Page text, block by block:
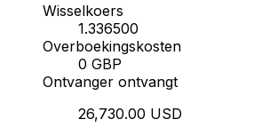
Wisselkoers
1.336500
Overboekingskosten
0 GBP
Ontvanger ontvangt
26,730.00 USD